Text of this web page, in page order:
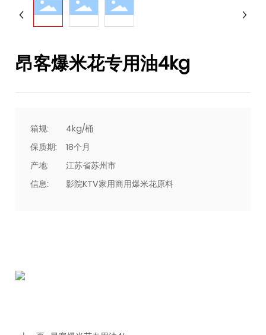
昂客爆米花专用油4kg
箱规:
4kg/桶
保质期:
18个月
产地:
江苏省苏州市
信息:
影院KTV家用商用爆米花原料